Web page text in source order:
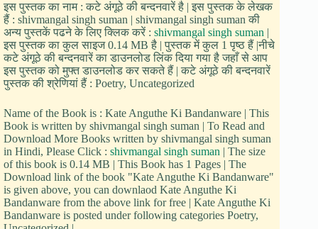
इस पुस्तक का नाम : कटे अंगूठे की बन्दनवारें है | इस पुस्तक के लेखक
हैं : shivmangal singh suman | shivmangal singh suman की
अन्य पुस्तकें पढने के लिए क्लिक करें : shivmangal singh suman |
इस पुस्तक का कुल साइज 0.14 MB है | पुस्तक में कुल 1 पृष्ठ हैं |नीचे
कटे अंगूठे की बन्दनवारें का डाउनलोड लिंक दिया गया है जहाँ से आप
इस पुस्तक को मुफ्त डाउनलोड कर सकते हैं | कटे अंगूठे की बन्दनवारें
पुस्तक की श्रेणियां हैं : Poetry, Uncategorized
Name of the Book is : Kate Anguthe Ki Bandanware | This
Book is written by shivmangal singh suman | To Read and
Download More Books written by shivmangal singh suman
in Hindi, Please Click : shivmangal singh suman | The size
of this book is 0.14 MB | This Book has 1 Pages | The
Download link of the book "Kate Anguthe Ki Bandanware"
is given above, you can downlaod Kate Anguthe Ki
Bandanware from the above link for free | Kate Anguthe Ki
Bandanware is posted under following categories Poetry,